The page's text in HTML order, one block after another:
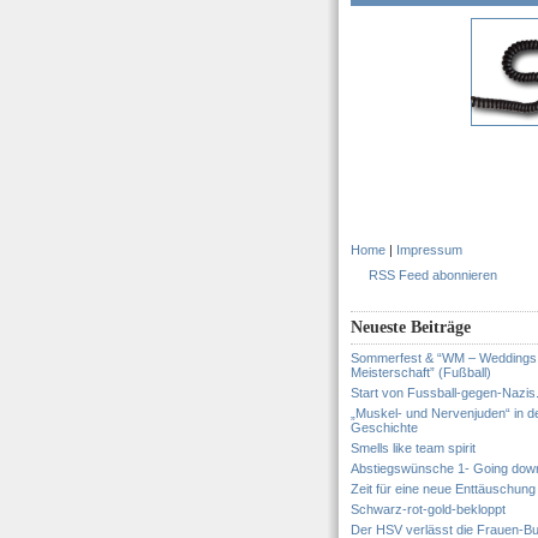
Home | Impressum
RSS Feed abonnieren
Neueste Beiträge
Sommerfest & “WM – Weddings
Meisterschaft” (Fußball)
Start von Fussball-gegen-
„Muskel- und Nervenjuden“ in
Geschichte
Smells like team spirit
Abstiegswünsche 1- Going
Zeit für eine neue Enttäuschung
Schwarz-rot-gold-bekloppt
Der HSV verlässt die Frauen-